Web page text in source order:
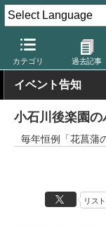
カテゴリ 過去記事
デジカメ Watch 撮影
イベント告知
小石川後楽園
毎年恒例「花菖蒲
リスト